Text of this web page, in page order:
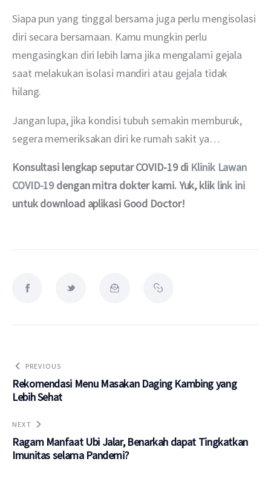
Siapa pun yang tinggal bersama juga perlu mengisolasi
diri secara bersamaan. Kamu mungkin perlu
mengasingkan diri lebih lama jika mengalami gejala
saat melakukan isolasi mandiri atau gejala tidak
hilang.
Jangan lupa, jika kondisi tubuh semakin memburuk,
segera memeriksakan diri ke rumah sakit ya…
Konsultasi lengkap seputar COVID-19 di Klinik Lawan
COVID-19 dengan mitra dokter kami. Yuk, klik link ini
untuk download aplikasi Good Doctor!
PREVIOUS
Rekomendasi Menu Masakan Daging Kambing yang
Lebih Sehat
NEXT
Ragam Manfaat Ubi Jalar, Benarkah dapat Tingkatkan
Imunitas selama Pandemi?